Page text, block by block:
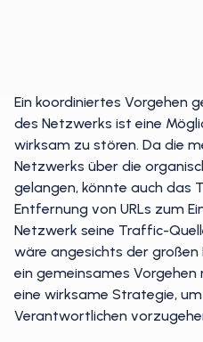
Ein koordiniertes Vorgehen
des Netzwerks ist eine
wirksam zu stören. Da die
Netzwerks über die
gelangen, könnte auch das
Entfernung von URLs zum
Netzwerk seine Traffic-
wäre angesichts der
ein gemeinsames
eine wirksame Strategie,
Verantwortlichen